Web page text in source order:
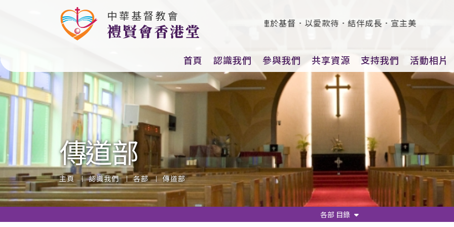
中華基督教會
禮賢會香港堂
教會主題（2025-26）：連於基督．以愛款待．結伴成長．宣主美德
首頁 認識我們 參與我們 共享資源 支持我們 活動相片
傳道部
主頁 認識我們 各部 傳道部
各部 目錄